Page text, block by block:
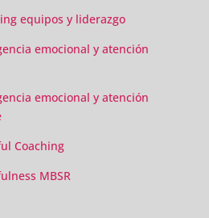
equipos y liderazgo
emocional y atención
emocional y atención
Coaching
MBSR